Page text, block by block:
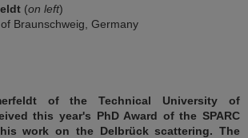
(on left)
Braunschweig, Germany
of the Technical University of
this year's PhD Award of the SPARC
work on the Delbrück scattering. The